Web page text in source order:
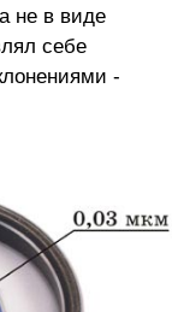
не в виде
себе
-